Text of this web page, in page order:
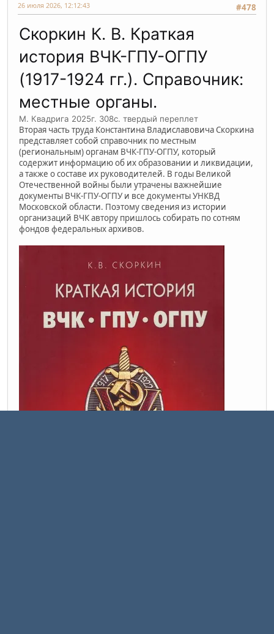
#478
26 июля 2026, 12:12:43
Скоркин К. В. Краткая
история ВЧК-ГПУ-ОГПУ
(1917-1924 гг.). Справочник:
местные органы.
М. Квадрига 2025г. 308с. твердый переплет
Вторая часть труда Константина Владиславовича Скоркина
представляет собой справочник по местным
(региональным) органам ВЧК-ГПУ-ОГПУ, который
содержит информацию об их образовании и ликвидации,
а также о составе их руководителей. В годы Великой
Отечественной войны были утрачены важнейшие
документы ВЧК-ГПУ-ОГПУ и все документы УНКВД
Московской области. Поэтому сведения из истории
организаций ВЧК автору пришлось собирать по сотням
фондов федеральных архивов.